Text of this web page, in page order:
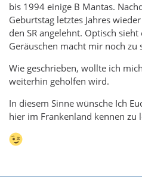
bis 1994 einige B Mantas.
Geburtstag letztes Jahres
den SR angelehnt. Optisch
Geräuschen macht mir noch zu
Wie geschrieben, wollte ich
weiterhin geholfen wird.
In diesem Sinne wünsche Ich
hier im Frankenland kennen zu